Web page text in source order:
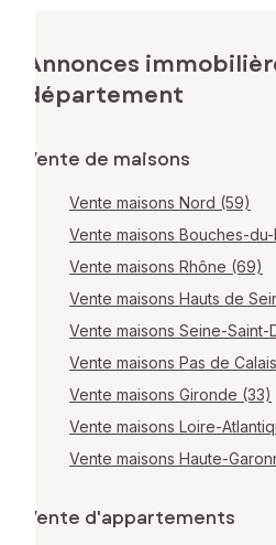
Annonces
département
Vente de maisons
Vente maisons Nord (59)
Vente maisons Bouches-du-
Vente maisons Rhône (69)
Vente maisons Hauts de
Vente maisons Seine-Saint-
Vente maisons Pas de
Vente maisons Gironde (33)
Vente maisons Loire-
Vente maisons Haute-
Vente d'appartements